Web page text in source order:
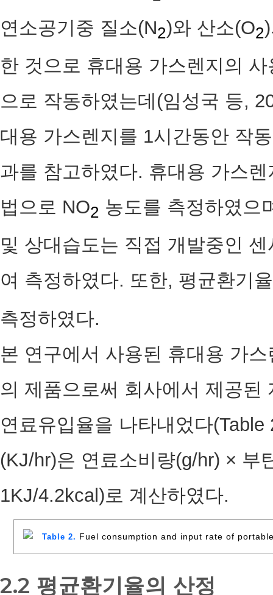
연소공기중 질소(N2)와 산소(O2
한 것으로 휴대용 가스렌지의
으로 작동하였는데(임성국 등,
대용 가스렌지를 1시간동안 작
과를 참고하였다. 휴대용 가스
법으로 NO2 농도를 측정하였으
및 상대습도는 직접 개발중인
여 측정하였다. 또한, 평균환기
측정하였다.
본 연구에서 사용된 휴대용 가
의 제품으로써 회사에서 제공된
연료유입율을 나타내었다
(KJ/hr)은 연료소비량(g/hr) × 부
1KJ/4.2kcal)로 계산하였다.
Table 2. Fuel consumption and input rate of
2.2 평균환기율의 산정